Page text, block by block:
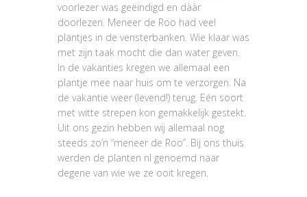
voorlezer was geëindigd en dààr
doorlezen. Meneer de Roo had veel
plantjes in de vensterbanken. Wie klaar was
met zijn taak mocht die dan water geven.
In de vakanties kregen we allemaal een
plantje mee naar huis om te verzorgen. Na
de vakantie weer (levend!) terug. Eén soort
met witte strepen kon gemakkelijk gestekt.
Uit ons gezin hebben wij allemaal nog
steeds zo’n “meneer de Roo”. Bij ons thuis
werden de planten nl genoemd naar
degene van wie we ze ooit kregen.